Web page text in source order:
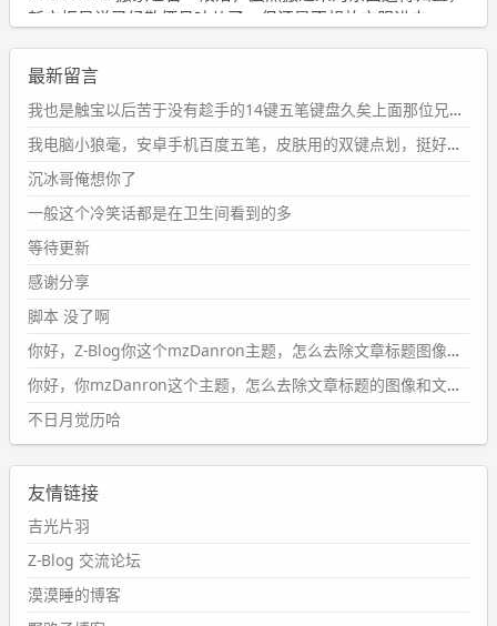
新衣柜虽说已经散俩月味儿了，但还是不想放衣服进去。
wdssmq
2024-09-23 21:00:49
#PubWord要不我每年汇总整理一次？？碎雨集_沉冰浮水_
第1页https://www.wdssmq.com/tag/%E7%A2%8E%E9%9
B%A8%E9%9B%86/
wdssmq
2024-09-23 20:58:40
#PubWord
条嘟？？？？
wdssmq
2024-09-15 10:32:07
#PubWordVSCode 内 git 操作卡住的时候没办法主动取消
一直是个痛点，一般都是推送或拉取，今天连提交都卡
了。。
wdssmq
2024-09-11 08:45:43
#PubWord
然后天凉了，为了应对踢被子买了睡袋，不知道 1.2 米会不
会略窄。。
wdssmq
2024-09-09 19:43:00
最新留言
我也是触宝以后苦于没有趁手的14键五笔键盘久矣上面那位兄台用的百度双键点划布局我也用过很久，那个皮肤做得很粗糙，个别键位的触发区域是错位的，快速打字时很容易出错，修改它的皮肤文件校正后勉强能用，但早年出的皮肤分辨率太低，实在谈不上美观。百度小米定制版的商店里有一个"小黑板"皮肤还不错(百度官方输入法商店里没有)，但那个风格我不喜欢这两天找到了一个叫"森林集"的公众号，开发了海量的皮肤，很多都有14键版本，付费但很便宜，几块钱，终于有自己满意的输入法了搜了一下，这个工作室还是百度的官方合作伙伴，不知道为什么14键作品都不在官方商店上架，难道是百度官方在刻意放弃14键？
我电脑小狼毫，安卓手机百度五笔，皮肤用的双键点划，挺好的。
沉冰哥俺想你了
一般这个冷笑话都是在卫生间看到的多
等待更新
感谢分享
脚本 没了啊
你好，Z-Blog你这个mzDanron主题，怎么去除文章标题图像和文章摘要，仅显示标题，感谢回复！
你好，你mzDanron这个主题，怎么去除文章标题的图像和文章摘要！仅显示标题，感谢回复解决！
不日月觉历哈
友情链接
吉光片羽
Z-Blog 交流论坛
漠漠睡的博客